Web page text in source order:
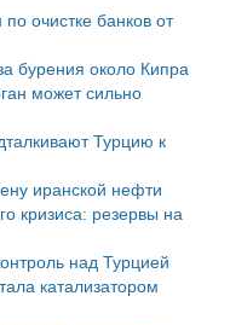
очистке банков от
бурения около Кипра
может сильно
Турцию к
иранской нефти
кризиса: резервы на
над Турцией
катализатором